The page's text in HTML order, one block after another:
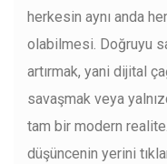
herkesin aynı anda
olabilmesi. Doğruyu
artırmak, yani dijital
savaşmak veya
tam bir modern
düşüncenin yerini